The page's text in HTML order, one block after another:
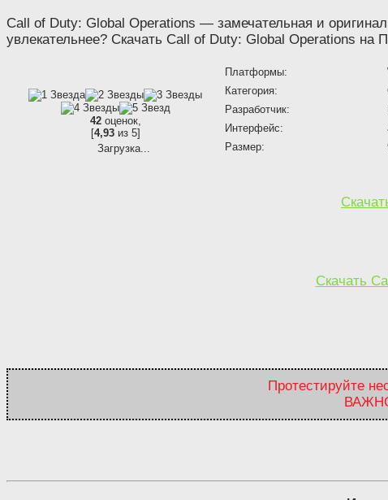
Call of Duty: Global Operations — замечательная и
увлекательнее? Скачать Call of Duty: Global Operations на
42оценок,
[4,93из 5]
Загрузка...
Платформы:
Категория:
Разработчик:
Интерфейс:
Размер:
Скачать
Протестируйте